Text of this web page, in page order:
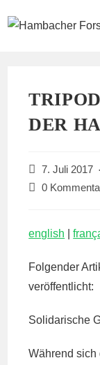
Inhalt
DER
Beitrag
veröffentlicht:
7. Juli 2017
Beitrags-
0
english |
Folgender
veröffentlicht:
Solidarische
Während sich